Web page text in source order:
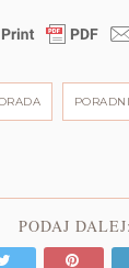
PODAJ DALEJ: